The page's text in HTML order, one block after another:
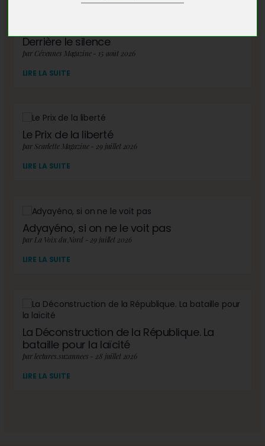
Derrière le silence
par Cévennes Magazine - 15 août 2026
LIRE LA SUITE
Le Prix de la liberté
par Scarlette Magazine - 29 juillet 2026
LIRE LA SUITE
Adyayéno, si on ne le voit pas
par La Voix du Nord - 29 juillet 2026
LIRE LA SUITE
La Déconstruction de la République. La
bataille pour la laïcité
par lectures.suzannees - 28 juillet 2026
LIRE LA SUITE